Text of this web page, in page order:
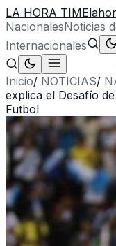
LA HORA TIME
NacionalesNoticias
Internacionales
Inicio/ NOTICIAS/
explica el Desafío
Futbol